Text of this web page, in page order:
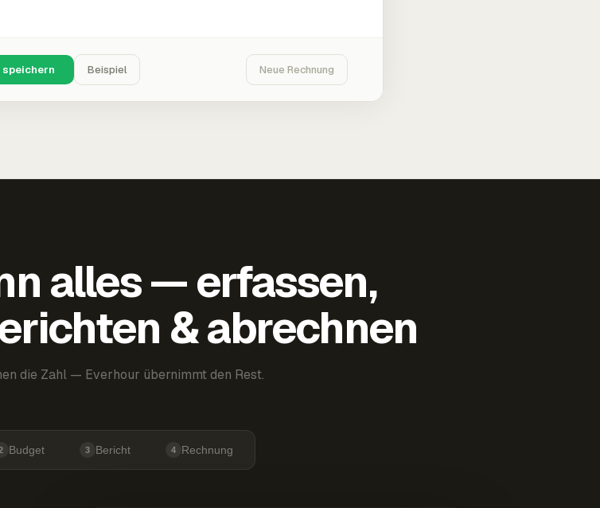
speichern Beispiel Neue Rechnung
alles — erfassen,
& abrechnen
die Zahl — Everhour übernimmt den Rest.
Budget 3 Bericht 4 Rechnung